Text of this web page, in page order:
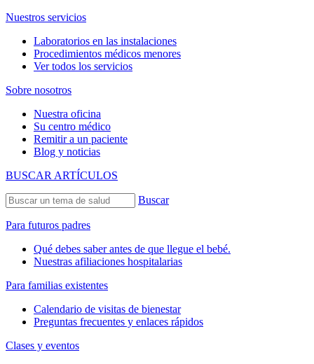
Nuestros servicios
Laboratorios en las instalaciones
Procedimientos médicos menores
Ver todos los servicios
Sobre nosotros
Nuestra oficina
Su centro médico
Remitir a un paciente
Blog y noticias
BUSCAR ARTÍCULOS
Buscar
Para futuros padres
Qué debes saber antes de que llegue el bebé.
Nuestras afiliaciones hospitalarias
Para familias existentes
Calendario de visitas de bienestar
Preguntas frecuentes y enlaces rápidos
Clases y eventos